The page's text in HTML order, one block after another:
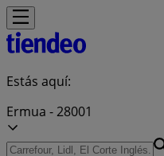
Estás aquí:
Ermua - 28001